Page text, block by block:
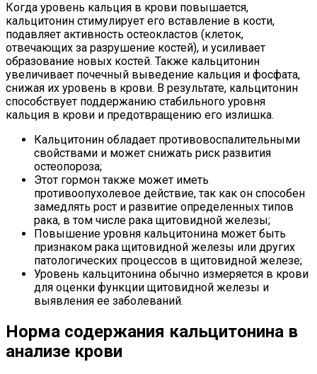
Когда уровень кальция в крови повышается,
кальцитонин стимулирует его вставление в кости,
подавляет активность остеокластов (клеток,
отвечающих за разрушение костей), и усиливает
образование новых костей. Также кальцитонин
увеличивает почечный выведение кальция и фосфата,
снижая их уровень в крови. В результате, кальцитонин
способствует поддержанию стабильного уровня
кальция в крови и предотвращению его излишка.
Кальцитонин обладает противовоспалительными
свойствами и может снижать риск развития
остеопороза;
Этот гормон также может иметь
противоопухолевое действие, так как он способен
замедлять рост и развитие определенных типов
рака, в том числе рака щитовидной железы;
Повышение уровня кальцитонина может быть
признаком рака щитовидной железы или других
патологических процессов в щитовидной железе;
Уровень кальцитонина обычно измеряется в крови
для оценки функции щитовидной железы и
выявления ее заболеваний.
Норма содержания кальцитонина в
анализе крови